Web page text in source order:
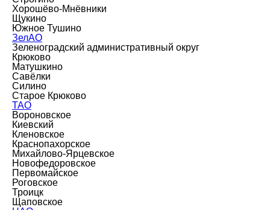
Хорошёво-Мнёвники
Щукино
Южное Тушино
ЗелАО
Зеленоградский административный округ
Крюково
Матушкино
Савёлки
Силино
Старое Крюково
ТАО
Вороновское
Киевский
Кленовское
Краснопахорское
Михайлово-Ярцевское
Новофедоровское
Первомайское
Роговское
Троицк
Щаповское